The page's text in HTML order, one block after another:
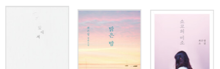
맺기가 어떻게 사회적인 맥락을 얻는지를 고찰하고(『쇼코의 미소』, 2
016), 지난 시절을 끈질기게 떠올리는 인물을 통해 기억을 마주하는
일이 어떻게 재생과 회복의 과정이 될 수 있는지를 살피며(『내게 무
해한 사람』, 2018), 4대에 걸친 인물들의 삶의 궤적을 따라감으로써
과거에서 현재를 향해 쓰이는 종적인 연대기(年代記)가 어떻게 인물